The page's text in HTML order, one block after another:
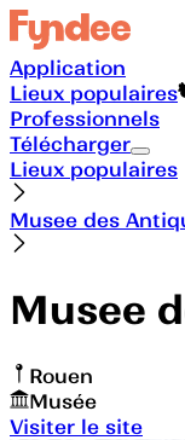
Application
Lieux populaires
Professionnels
Télécharger
Lieux populaires
Musee des
Musee
Rouen
Musée
Visiter le site